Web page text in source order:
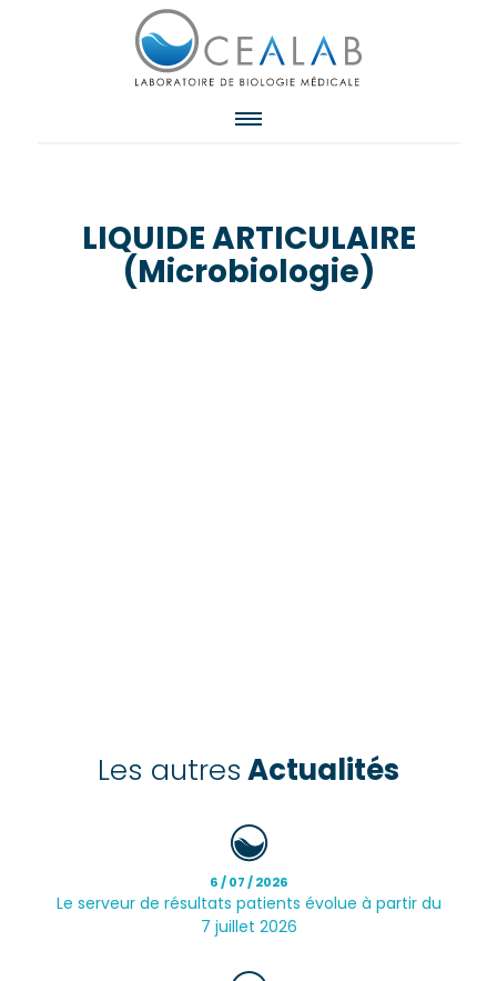
LIQUIDE ARTICULAIRE
(Microbiologie)
Les autresActualités
6 / 07 / 2026
Le serveur de résultats patients évolue à partir du
7 juillet 2026